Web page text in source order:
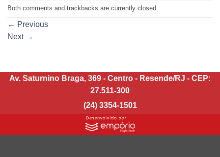
Both comments and trackbacks are currently closed.
← Previous
Next →
Av. Saturnino Braga, 369 - Centro - Resende/RJ - CEP:
27.511-300
(24) 3354-1501